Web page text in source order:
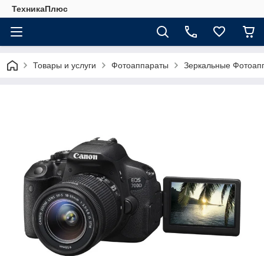
ТехникаПлюс
Товары и услуги Фотоаппараты Зеркальные